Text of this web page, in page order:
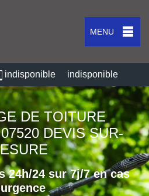
MENU
indisponible indisponible
DE TOITURE
DEVIS SUR-
24h/24 sur 7j/7 en cas